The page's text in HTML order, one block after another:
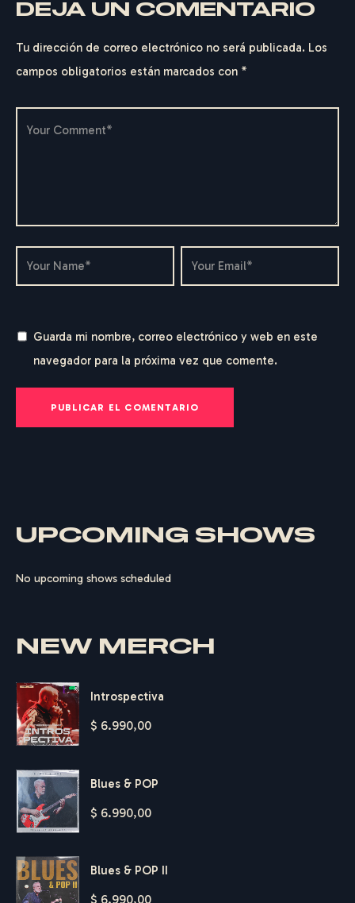
DEJA UN COMENTARIO
Tu dirección de correo electrónico no será publicada. Los
campos obligatorios están marcados con *
Guarda mi nombre, correo electrónico y web en este
navegador para la próxima vez que comente.
UPCOMING SHOWS
No upcoming shows scheduled
NEW MERCH
Introspectiva
$ 6.990,00
Blues & POP
$ 6.990,00
Blues & POP II
$ 6.990,00